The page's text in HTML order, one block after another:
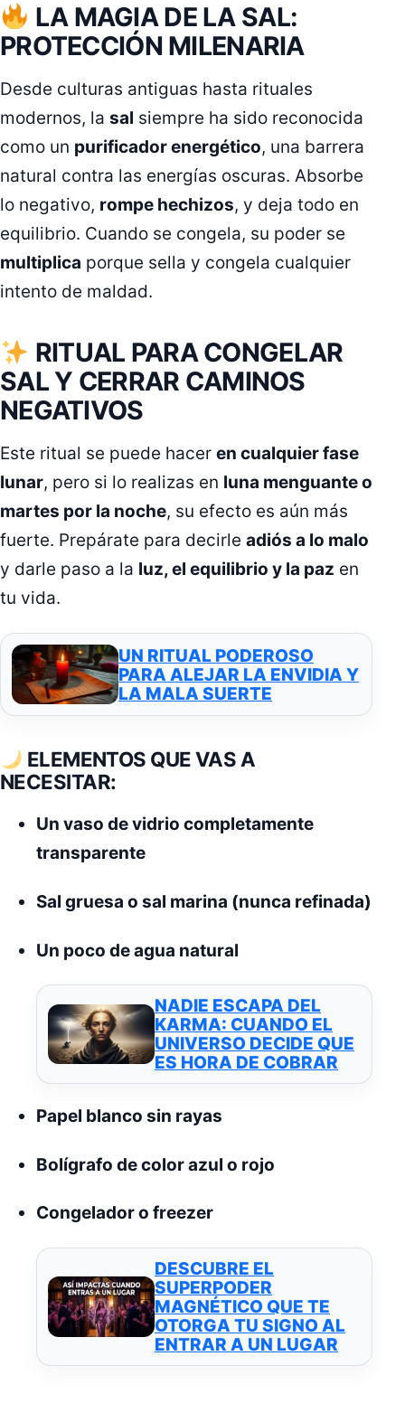
LA MAGIA DE LA SAL:
PROTECCIÓN MILENARIA
Desde culturas antiguas hasta rituales
modernos, la sal siempre ha sido reconocida
como un purificador energético, una barrera
natural contra las energías oscuras. Absorbe
lo negativo, rompe hechizos, y deja todo en
equilibrio. Cuando se congela, su poder se
multiplica porque sella y congela cualquier
intento de maldad.
RITUAL PARA CONGELAR
SAL Y CERRAR CAMINOS
NEGATIVOS
Este ritual se puede hacer en cualquier fase
lunar, pero si lo realizas en luna menguante o
martes por la noche, su efecto es aún más
fuerte. Prepárate para decirle adiós a lo malo
y darle paso a la luz, el equilibrio y la paz en
tu vida.
UN RITUAL PODEROSO
PARA ALEJAR LA ENVIDIA Y
LA MALA SUERTE
ELEMENTOS QUE VAS A
NECESITAR:
Un vaso de vidrio completamente
transparente
Sal gruesa o sal marina (nunca refinada)
Un poco de agua natural
NADIE ESCAPA DEL
KARMA: CUANDO EL
UNIVERSO DECIDE QUE
ES HORA DE COBRAR
Papel blanco sin rayas
Bolígrafo de color azul o rojo
Congelador o freezer
DESCUBRE EL
SUPERPODER
MAGNÉTICO QUE TE
OTORGA TU SIGNO AL
ENTRAR A UN LUGAR